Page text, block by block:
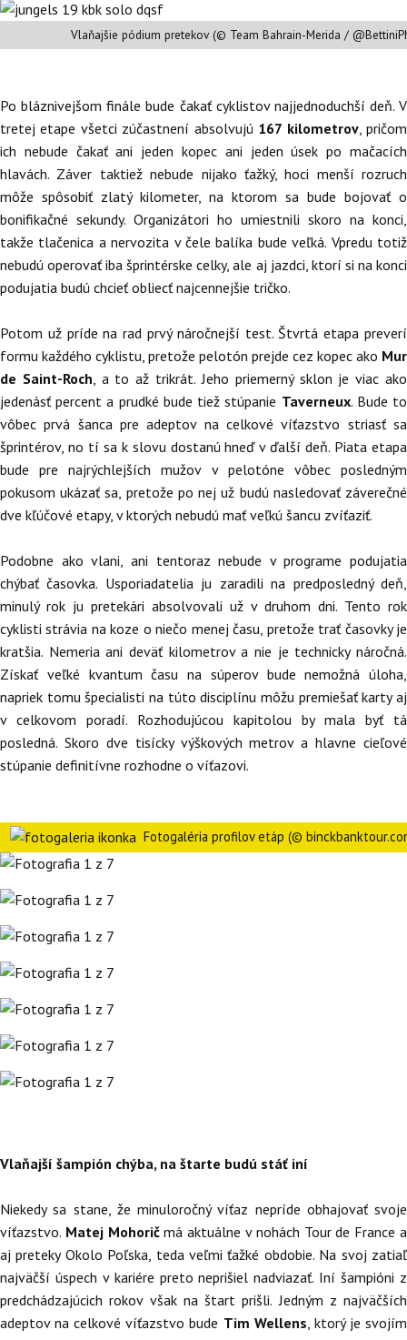
Vlaňajšie pódium pretekov (© Team Bahrain-Merida /
Po bláznivejšom finále bude čakať cyklistov najjednoduchší deň. V
tretej etape všetci zúčastnení absolvujú 167 kilometrov, pričom
ich nebude čakať ani jeden kopec ani jeden úsek po mačacích
hlavách. Záver taktiež nebude nijako ťažký, hoci menší rozruch
môže spôsobiť zlatý kilometer, na ktorom sa bude bojovať o
bonifikačné sekundy. Organizátori ho umiestnili skoro na konci,
takže tlačenica a nervozita v čele balíka bude veľká. Vpredu totiž
nebudú operovať iba šprintérske celky, ale aj jazdci, ktorí si na konci
podujatia budú chcieť obliecť najcennejšie tričko.
Potom už príde na rad prvý náročnejší test. Štvrtá etapa preverí
formu každého cyklistu, pretože pelotón prejde cez kopec ako Mur
de Saint-Roch , a to až trikrát. Jeho priemerný sklon je viac ako
jedenásť percent a prudké bude tiež stúpanie Taverneux. Bude to
vôbec prvá šanca pre adeptov na celkové víťazstvo striasť sa
šprintérov, no tí sa k slovu dostanú hneď v ďalší deň. Piata etapa
bude pre najrýchlejších mužov v pelotóne vôbec posledným
pokusom ukázať sa, pretože po nej už budú nasledovať záverečné
dve kľúčové etapy, v ktorých nebudú mať veľkú šancu zvíťaziť.
Podobne ako vlani, ani tentoraz nebude v programe podujatia
chýbať časovka. Usporiadatelia ju zaradili na predposledný deň,
minulý rok ju pretekári absolvovali už v druhom dni. Tento rok
cyklisti strávia na koze o niečo menej času, pretože trať časovky je
kratšia. Nemeria ani deväť kilometrov a nie je technicky náročná.
Získať veľké kvantum času na súperov bude nemožná úloha,
napriek tomu špecialisti na túto disciplínu môžu premiešať karty aj
v celkovom poradí. Rozhodujúcou kapitolou by mala byť tá
posledná. Skoro dve tisícky výškových metrov a hlavne cieľové
stúpanie definitívne rozhodne o víťazovi.
Fotogaléria profilov etáp (©
Vlaňajší šampión chýba, na štarte budú stáť iní
Niekedy sa stane, že minuloročný víťaz nepríde obhajovať svoje
víťazstvo. Matej Mohoričmá aktuálne v nohách Tour de France a
aj preteky Okolo Poľska, teda veľmi ťažké obdobie. Na svoj zatiaľ
najväčší úspech v kariére preto neprišiel nadviazať. Iní šampióni z
predchádzajúcich rokov však na štart prišli. Jedným z najväčších
adeptov na celkové víťazstvo bude Tim Wellens , ktorý je svojím